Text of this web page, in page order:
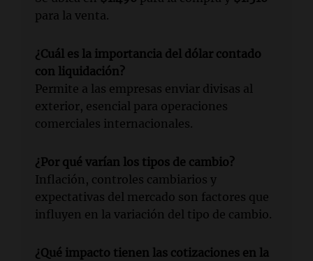
para la venta.
¿Cuál es la importancia del dólar contado
con liquidación?
Permite a las empresas enviar divisas al
exterior, esencial para operaciones
comerciales internacionales.
¿Por qué varían los tipos de cambio?
Inflación, controles cambiarios y
expectativas del mercado son factores que
influyen en la variación del tipo de cambio.
¿Qué impacto tienen las cotizaciones en la